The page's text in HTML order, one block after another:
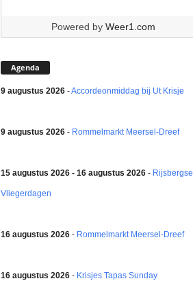
Powered by Weer1.com
Agenda
9 augustus 2026-Accordeonmiddag bij Ut Krisje
9 augustus 2026- Rommelmarkt Meersel-Dreef
15 augustus 2026 - 16 augustus 2026- Rijsbergse
Vliegerdagen
16 augustus 2026- Rommelmarkt Meersel-Dreef
16 augustus 2026- Krisjes Tapas Sunday